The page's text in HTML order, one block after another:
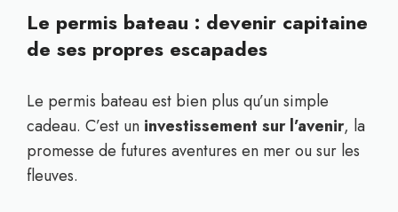
Le permis bateau : devenir capitaine
de ses propres escapades
Le permis bateau est bien plus qu’un simple
cadeau. C’est un investissement sur l’avenir, la
promesse de futures aventures en mer ou sur les
fleuves.